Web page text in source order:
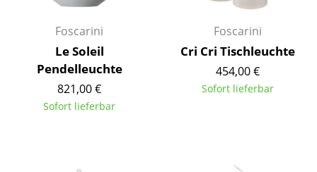
Accessoires
Uhren
Spiegel
Foscarini
Le Soleil
Pendelleuchte
821,00 €
Sofort lieferbar
Foscarini
Cri Cri Tischleuchte
454,00 €
Sofort lieferbar